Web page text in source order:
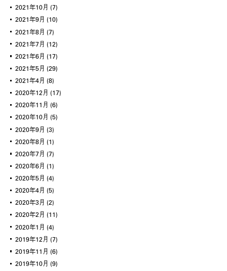
2021年10月 (7)
2021年9月 (10)
2021年8月 (7)
2021年7月 (12)
2021年6月 (17)
2021年5月 (29)
2021年4月 (8)
2020年12月 (17)
2020年11月 (6)
2020年10月 (5)
2020年9月 (3)
2020年8月 (1)
2020年7月 (7)
2020年6月 (1)
2020年5月 (4)
2020年4月 (5)
2020年3月 (2)
2020年2月 (11)
2020年1月 (4)
2019年12月 (7)
2019年11月 (6)
2019年10月 (9)